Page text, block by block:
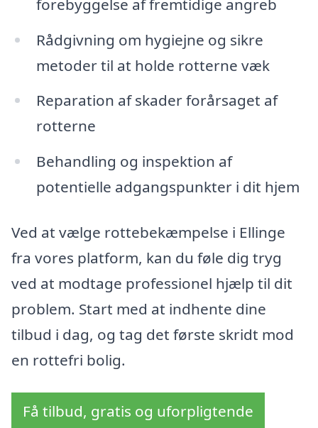
forebyggelse af fremtidige angreb
Rådgivning om hygiejne og sikre
metoder til at holde rotterne væk
Reparation af skader forårsaget af
rotterne
Behandling og inspektion af
potentielle adgangspunkter i dit hjem
Ved at vælge rottebekæmpelse i Ellinge
fra vores platform, kan du føle dig tryg
ved at modtage professionel hjælp til dit
problem. Start med at indhente dine
tilbud i dag, og tag det første skridt mod
en rottefri bolig.
Få tilbud, gratis og uforpligtende